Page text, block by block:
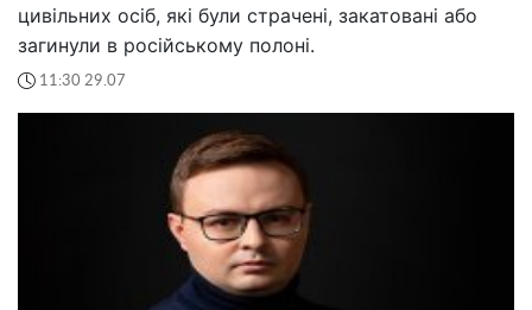
цивільних осіб, які були страчені, закатовані або
загинули в російському полоні.
11:30 29.07